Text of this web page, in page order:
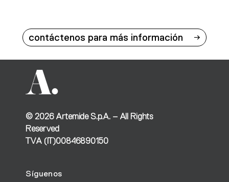
contáctenos para más información
© 2026Artemide S.p.A. – All Rights
Reserved
TVA (IT)00846890150
Síguenos